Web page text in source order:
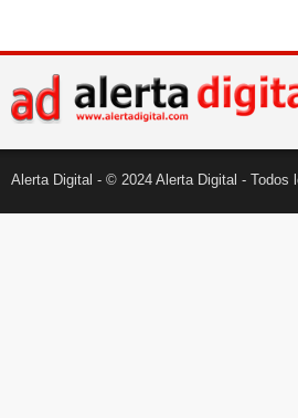
Alerta Digital - © 2024 Alerta Digital - Todos